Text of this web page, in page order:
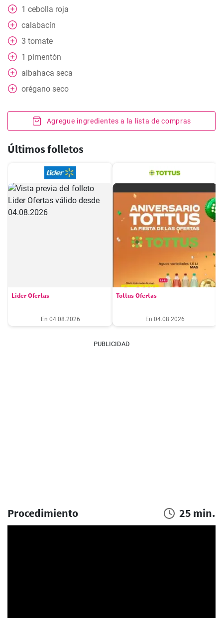
1 cebolla roja
calabacín
3 tomate
1 pimentón
albahaca seca
orégano seco
Agregue ingredientes a la lista de compras
Últimos folletos
Lider Ofertas
En 04.08.2026
Tottus Ofertas
En 04.08.2026
PUBLICIDAD
Procedimiento 25 min.